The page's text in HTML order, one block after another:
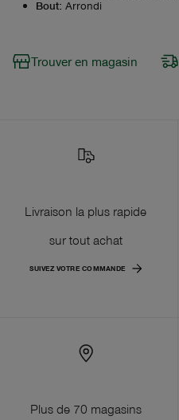
Bout: Arrondi
Trouver en magasin
Livraison la plus rapide
sur tout achat
SUIVEZ VOTRE COMMANDE
Plus de 70 magasins